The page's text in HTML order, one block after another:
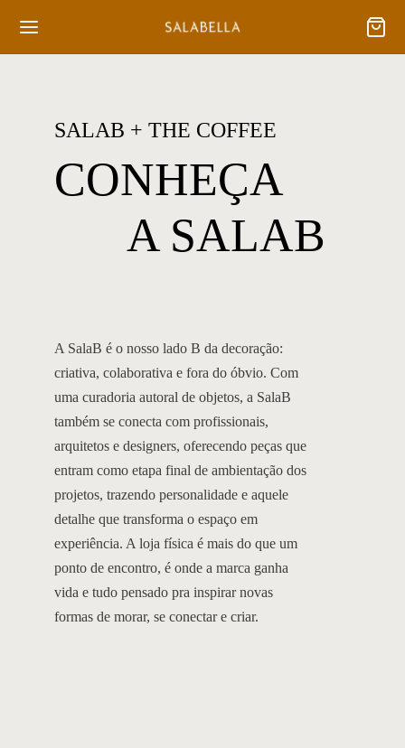
SALAB + THE COFFEE
CONHEÇA
A SALAB
A SalaB é o nosso lado B da decoração:
criativa, colaborativa e fora do óbvio. Com
uma curadoria autoral de objetos, a SalaB
também se conecta com profissionais,
arquitetos e designers, oferecendo peças que
entram como etapa final de ambientação dos
projetos, trazendo personalidade e aquele
detalhe que transforma o espaço em
experiência. A loja física é mais do que um
ponto de encontro, é onde a marca ganha
vida e tudo pensado pra inspirar novas
formas de morar, se conectar e criar.